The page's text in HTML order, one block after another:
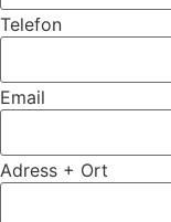
Telefon
Email
Adress + Ort